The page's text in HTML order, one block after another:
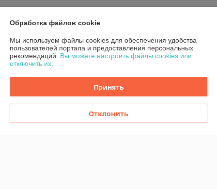
Политика обработки cookies
Сайт создан на платформе Deal.by
Обработка файлов cookie
Мы используем файлы cookies для обеспечения удобства
пользователей портала и предоставления персональных
рекомендаций. Вы можете настроить файлы cookies или
отключить их.
Принять
Отклонить